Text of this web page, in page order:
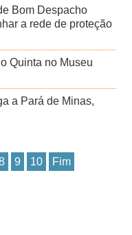
Bom Despacho
a rede de proteção
Quinta no Museu
a Pará de Minas,
9 10 Fim